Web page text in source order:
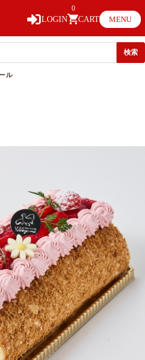
LOGIN CART
0
MENU
ル